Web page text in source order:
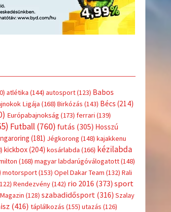
atlétika (144) autosport(123) Babos
Ligája (168) Birkózás (143) Bécs (214)
Európabajnokság (173) ferrari (139)
Futball (760) futás (305) Hosszú
(181) Jégkorong (148) kajakkenu
kickbox(204) kosárlabda (166) kézilabda
(168) magyar labdarúgóválogatott(148)
motorsport(153) Opel Dakar Team (132) Rali
Rendezvény(142) rio 2016 (373) sport
(128) szabadidősport (316) Szalay
(416) táplálkozás (155) utazás (126)